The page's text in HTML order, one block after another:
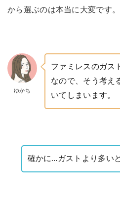
から選ぶのは本当に大変です。
ゆかち
ファミレスのガス
なので、そう考え
いてしまいます。
確かに…ガストより多い